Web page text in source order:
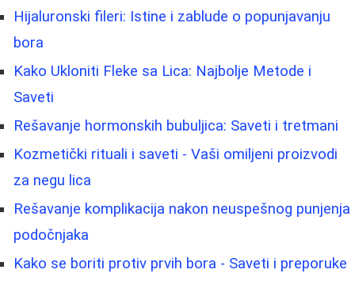
Hijaluronski fileri: Istine i zablude o popunjavanju
bora
Kako Ukloniti Fleke sa Lica: Najbolje Metode i
Saveti
Rešavanje hormonskih bubuljica: Saveti i tretmani
Kozmetički rituali i saveti - Vaši omiljeni proizvodi
za negu lica
Rešavanje komplikacija nakon neuspešnog punjenja
podočnjaka
Kako se boriti protiv prvih bora - Saveti i preporuke